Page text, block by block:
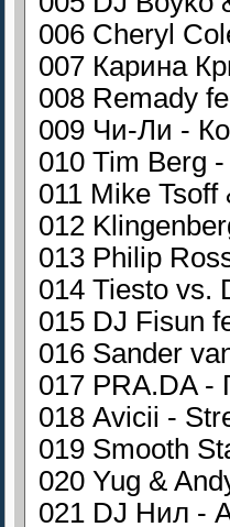
006 Cheryl
007 Карина
008 Remady
009 Чи-Ли -
010 Tim Berg
011 Mike
012
013 Philip
014 Tiesto vs.
015 DJ Fisun
016 Sander
017 PRA.DA -
018 Avicii -
019 Smooth
020 Yug &
021 DJ Нил -